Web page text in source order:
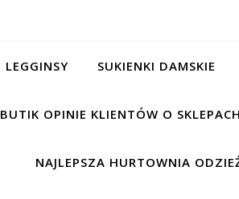
LEGGINSY SUKIENKI DAMSKIE
BUTIK OPINIE KLIENTÓW O
NAJLEPSZA HURTOWNIA